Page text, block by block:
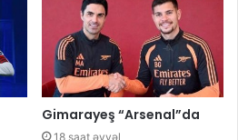
Gimarayeş “Arsenal”da
18 saat əvvəl